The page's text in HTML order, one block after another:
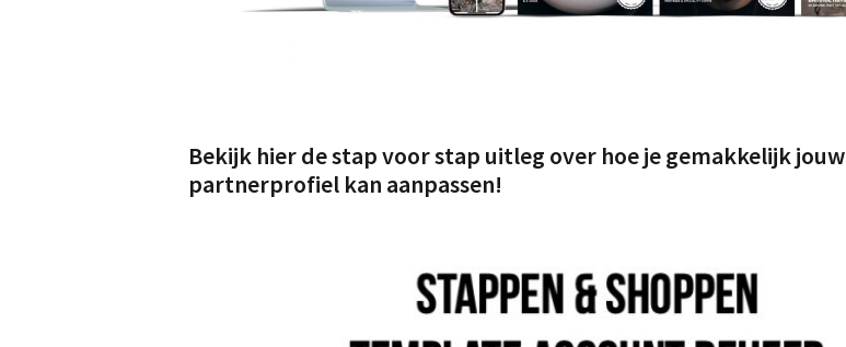
Bekijk hier de stap voor stap uitleg over hoe je gemakkelijk jouw
partnerprofiel kan aanpassen!